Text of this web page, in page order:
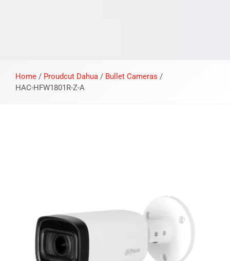
Home / Proudcut Dahua / Bullet Cameras /
HAC-HFW1801R-Z-A